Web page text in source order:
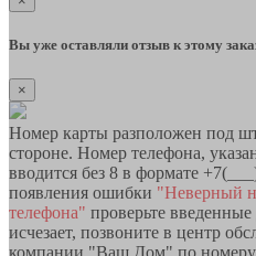
Вы уже оставляли отзыв к этому
×
Номер карты разположен под
стороне. Номер телефона,
вводится без 8 в формате
появления ошибки "Неверный
телефона" проверьте
исчезает, позвоните в центр